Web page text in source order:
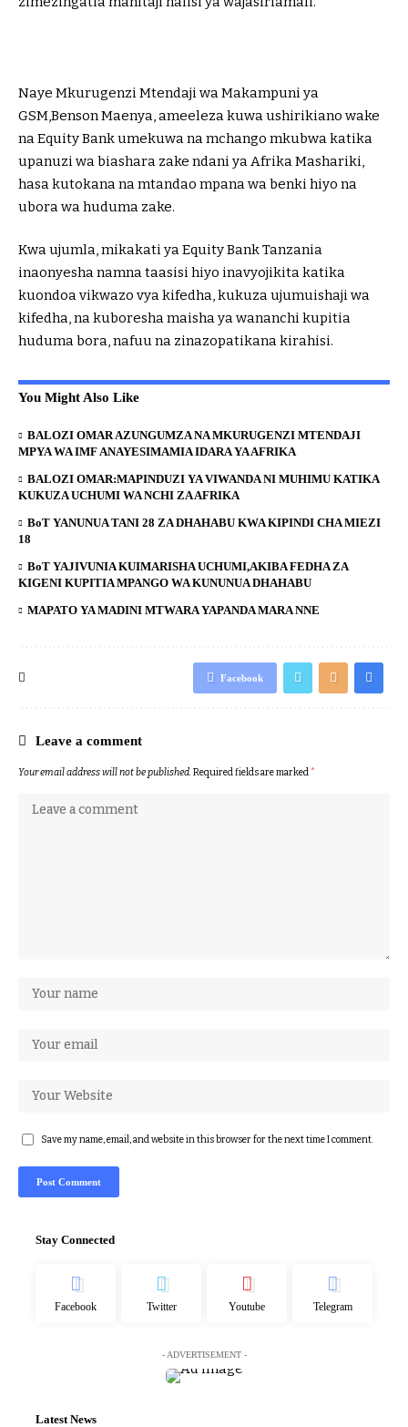
Naye Mkurugenzi Mtendaji wa Makampuni ya
GSM,Benson Maenya, ameeleza kuwa ushirikiano wake
na Equity Bank umekuwa na mchango mkubwa katika
upanuzi wa biashara zake ndani ya Afrika Mashariki,
hasa kutokana na mtandao mpana wa benki hiyo na
ubora wa huduma zake.
Kwa ujumla, mikakati ya Equity Bank Tanzania
inaonyesha namna taasisi hiyo inavyojikita katika
kuondoa vikwazo vya kifedha, kukuza ujumuishaji wa
kifedha, na kuboresha maisha ya wananchi kupitia
huduma bora, nafuu na zinazopatikana kirahisi.
You Might Also Like
BALOZI OMAR AZUNGUMZA NA MKURUGENZI MTENDAJI
MPYA WA IMF ANAYESIMAMIA IDARA YA AFRIKA
BALOZI OMAR:MAPINDUZI YA VIWANDA NI MUHIMU KATIKA
KUKUZA UCHUMI WA NCHI ZA AFRIKA
BoT YANUNUA TANI 28 ZA DHAHABU KWA KIPINDI CHA MIEZI
18
BoT YAJIVUNIA KUIMARISHA UCHUMI,AKIBA FEDHA ZA
KIGENI KUPITIA MPANGO WA KUNUNUA DHAHABU
MAPATO YA MADINI MTWARA YAPANDA MARA NNE
Facebook
Leave a comment
Your email address will not be published.Required fields are marked*
Save my name, email, and website in this browser for the next time I comment.
Stay Connected
Facebook Twitter Youtube Telegram
- ADVERTISEMENT -
Latest News